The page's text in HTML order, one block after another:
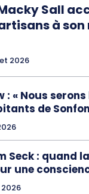
Sall
à son
2026
: « Nous
de
Seck : quand
une